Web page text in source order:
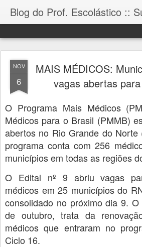
NOV
6
MAIS MÉDICOS:
vagas abertas
O Programa Mais Médicos
Médicos para o Brasil (PMMB)
abertos no Rio Grande do Norte
programa conta com 256
municípios em todas as regiões
O Edital nº 9 abriu vagas
médicos em 25 municípios do
consolidado no próximo dia 9.
de outubro, trata da
médicos que entraram no
Ciclo 16.